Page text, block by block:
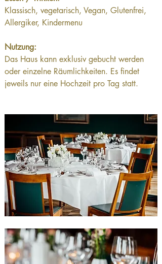
Klassisch, vegetarisch, Vegan, Glutenfrei,
Allergiker, Kindermenu
Nutzung:
Das Haus kann exklusiv gebucht werden
oder einzelne Räumlichkeiten. Es findet
jeweils nur eine Hochzeit pro Tag statt.